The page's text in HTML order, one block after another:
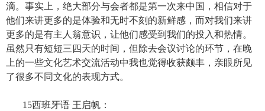
滴。事实上，绝大部分与会者都是第一次来中国，相信对于
他们来讲更多的是体验和无时不刻的新鲜感，而对我们来讲
更多的是有主人翁意识，让他们感受到我们的投入和热情。
虽然只有短短三四天的时间，但除去会议讨论的环节，在晚
上的一些文化艺术交流活动中我也觉得收获颇丰，亲眼所见
了很多不同文化的表现方式。
15西班牙语 王启帆：